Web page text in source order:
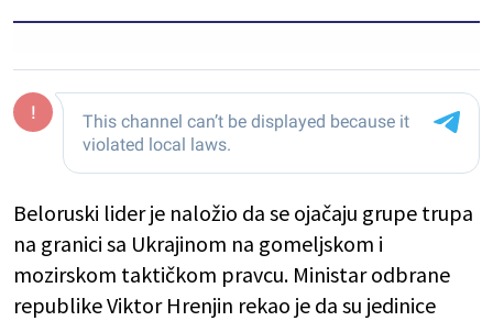
Beloruski lider je naložio da se ojačaju grupe trupa
na granici sa Ukrajinom na gomeljskom i
mozirskom taktičkom pravcu. Ministar odbrane
republike Viktor Hrenjin rekao je da su jedinice